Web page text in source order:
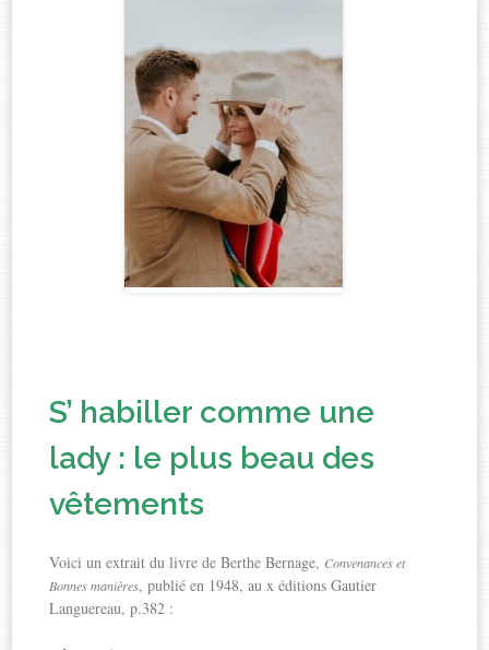
S’ habiller comme une
lady : le plus beau des
vêtements
Voici un extrait du livre de Berthe Bernage, Convenances et
Bonnes manières, publié en 1948, au x éditions Gautier
Languereau, p.382 :